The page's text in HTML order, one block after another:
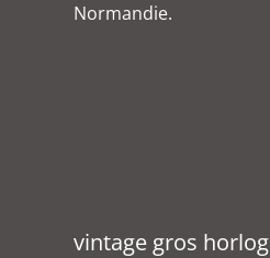
Normandie.
vintage gros